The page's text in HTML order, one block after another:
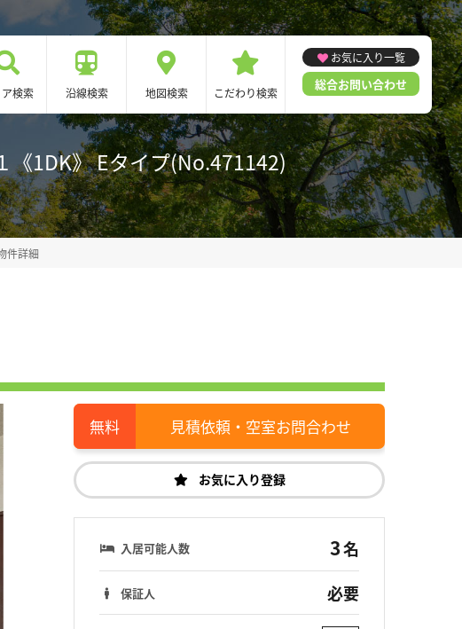
検索 沿線検索 地図検索 こだわり検索
お気に入り一覧
総合お問い合わせ
《1DK》 Eタイプ(No.471142)
件詳細
見積依頼・空室お問合わせ
お気に入り登録
入居可能人数 3名
保証人 必要